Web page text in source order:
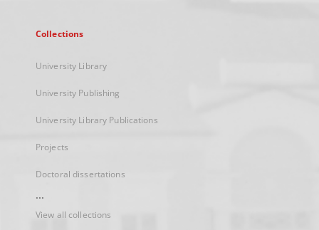
Collections
University Library
University Publishing
University Library Publications
Projects
Doctoral dissertations
...
View all collections